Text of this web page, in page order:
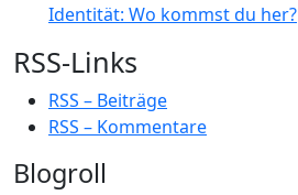
Identität: Wo kommst du her?
RSS-Links
RSS – Beiträge
RSS – Kommentare
Blogroll